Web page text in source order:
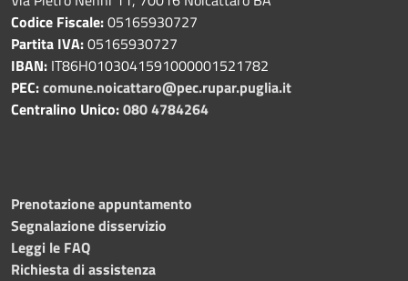
Codice Fiscale:05165930727
Partita IVA:05165930727
IBAN: IT86H0103041591000001521782
PEC:comune.noicattaro@pec.rupar.puglia.it
Centralino Unico:080 4784264
Prenotazione appuntamento
Segnalazione disservizio
Leggi le FAQ
Richiesta di assistenza